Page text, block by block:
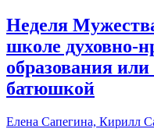
Неделя
школе духовно-
образования
батюшкой
Елена Сапегина, Кирилл